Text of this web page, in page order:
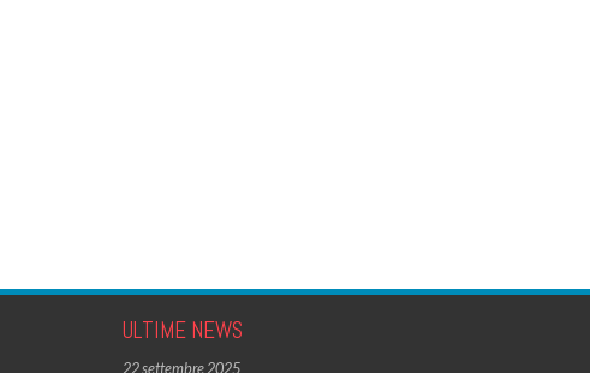
ULTIME NEWS
22 settembre 2025